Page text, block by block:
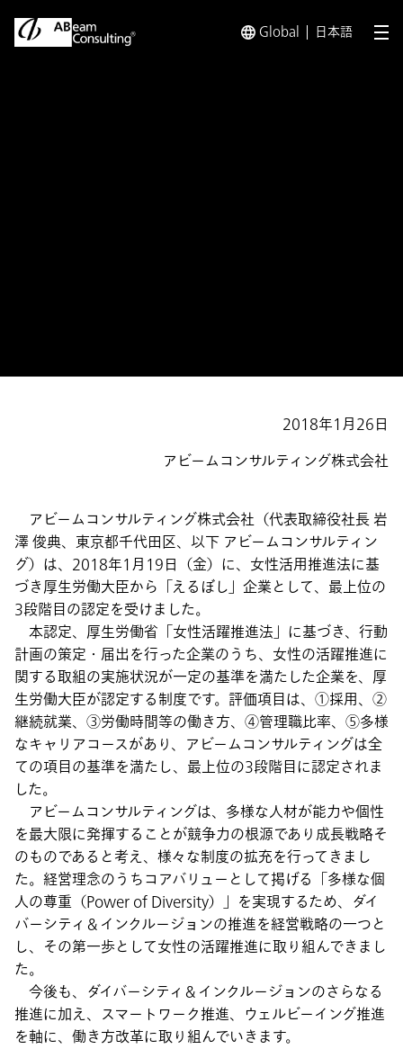
Global 日本語 メ
2018年1月26日
アビームコンサルティング株式会社
アビームコンサルティング株式会社（代表取締役社長 岩
澤 俊典、東京都千代田区、以下 アビームコンサルティン
グ）は、2018年1月19日（金）に、女性活用推進法に基
づき厚生労働大臣から「えるぼし」企業として、最上位の
3段階目の認定を受けました。
本認定、厚生労働省「女性活躍推進法」に基づき、行動
計画の策定・届出を行った企業のうち、女性の活躍推進に
関する取組の実施状況が一定の基準を満たした企業を、厚
生労働大臣が認定する制度です。評価項目は、①採用、②
継続就業、③労働時間等の働き方、④管理職比率、⑤多様
なキャリアコースがあり、アビームコンサルティングは全
ての項目の基準を満たし、最上位の3段階目に認定されま
した。
アビームコンサルティングは、多様な人材が能力や個性
を最大限に発揮することが競争力の根源であり成長戦略そ
のものであると考え、様々な制度の拡充を行ってきまし
た。経営理念のうちコアバリューとして掲げる「多様な個
人の尊重（Power of Diversity）」を実現するため、ダイ
バーシティ＆インクルージョンの推進を経営戦略の一つと
し、その第一歩として女性の活躍推進に取り組んできまし
た。
今後も、ダイバーシティ＆インクルージョンのさらなる
推進に加え、スマートワーク推進、ウェルビーイング推進
を軸に、働き方改革に取り組んでいきます。